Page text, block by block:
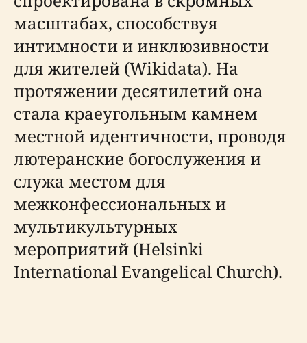
масштабах, способствуя
интимности и инклюзивности
для жителей (Wikidata). На
протяжении десятилетий она
стала краеугольным камнем
местной идентичности, проводя
лютеранские богослужения и
служа местом для
межконфессиональных и
мультикультурных
мероприятий (Helsinki
International Evangelical Church).